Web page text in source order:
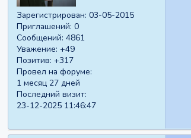
Зарегистрирован: 03-05-2015
Приглашений: 0
Сообщений: 4861
Уважение: +49
Позитив: +317
Провел на форуме:
1 месяц 27 дней
Последний визит:
23-12-2025 11:46:47